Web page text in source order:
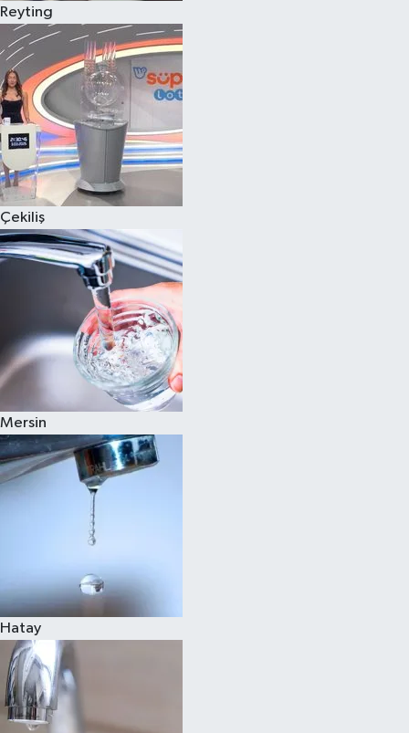
Reyting
Çekiliş
Mersin
Hatay